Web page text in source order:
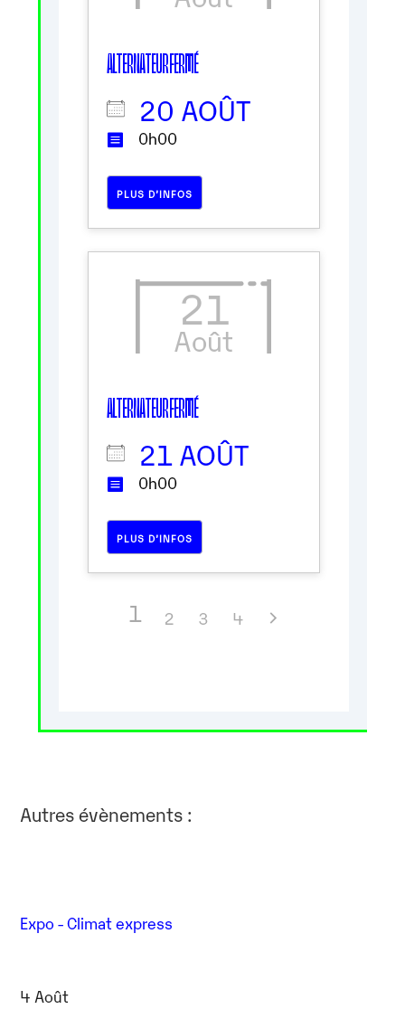
ALTERNATEUR FERMÉ
20 AOÛT
0h00
PLUS D’INFOS
21
Août
ALTERNATEUR FERMÉ
21 AOÛT
0h00
PLUS D’INFOS
1 2 3 4
Autres évènements :
Expo - Climat express
4 Août